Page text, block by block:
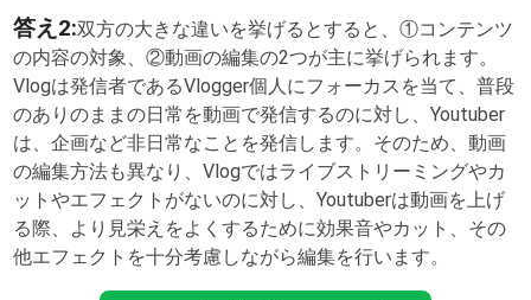
答え2:双方の大きな違いを挙げるとすると、①コンテンツ
の内容の対象、②動画の編集の2つが主に挙げられます。
Vlogは発信者であるVlogger個人にフォーカスを当て、普段
のありのままの日常を動画で発信するのに対し、Youtuber
は、企画など非日常なことを発信します。そのため、動画
の編集方法も異なり、Vlogではライブストリーミングやカ
ットやエフェクトがないのに対し、Youtuberは動画を上げ
る際、より見栄えをよくするために効果音やカット、その
他エフェクトを十分考慮しながら編集を行います。